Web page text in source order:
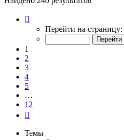
Перейти на страницу:
1
2
3
4
5
…
12
Темы